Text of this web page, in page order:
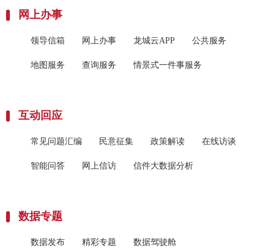
网上办事
领导信箱 网上办事 龙城云APP 公共服务
地图服务 查询服务 情景式一件事服务
互动回应
常见问题汇编 民意征集 政策解读 在线访谈
智能问答 网上信访 信件大数据分析
数据专题
数据发布 精彩专题 数据驾驶舱